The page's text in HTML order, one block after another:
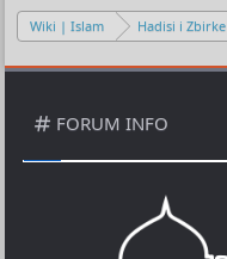
Wiki | Islam Hadisi i Zbirke
FORUM INFO